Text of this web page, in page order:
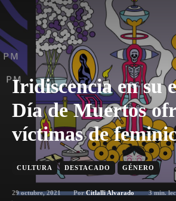
Iridiscencia en su
Día de Muertos
víctimas de
CULTURA DESTACADO GÉNERO
29 octubre, 2021 Por Citlalli Alvarado 3min.